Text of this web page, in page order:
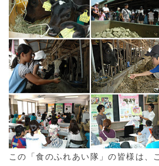
この「食のふれあい隊」の皆様は、